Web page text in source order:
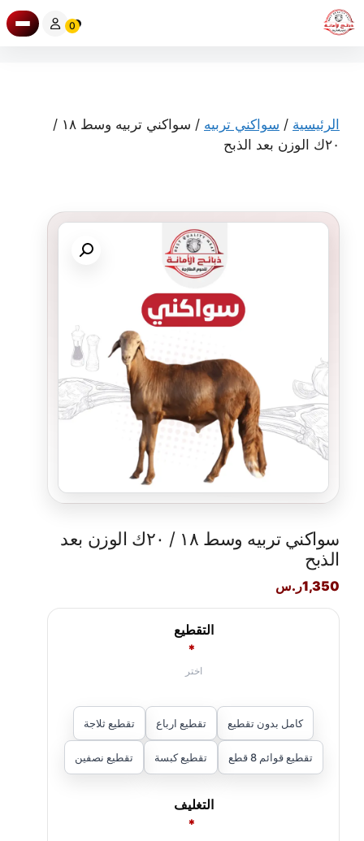
انتقل
إلى
0
الرئيسية / سواكني تربيه
/ سواكني تربيه وسط ١٨ /
٢٠ك الوزن بعد الذبح
سواكني تربيه وسط ١٨ / ٢٠ك الوزن بعد
الذبح
1,350ر.س
التقطيع
*
كامل بدون تقطيع تقطيع ارباع تقطيع ثلاجة
تقطيع قوائم 8 قطع تقطيع كبسة تقطيع نصفين
التغليف
*